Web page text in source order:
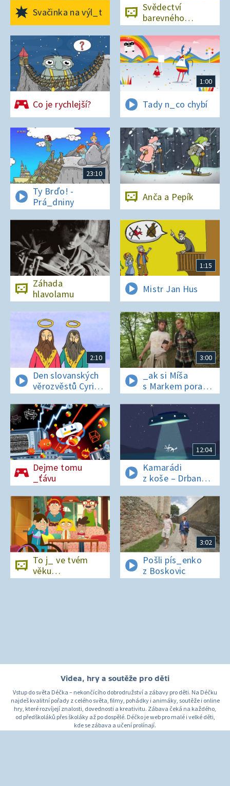
Svačinka na výl_t
Svědectví
barevného
ostrova
Co je rychlejší?
1:00
Tady n_co chybí
23:10
Ty Brďo! -
Prá_dniny
Anča a Pepík
Záhada
hlavolamu
1:15
Mistr Jan Hus
2:10
Den slovanských
věrozvěstů Cyrila
a Metoděje
3:00
_ak si Míša
s Markem poradí
v lese bez
si_nálu?
Dejme tomu
_ťávu
12:04
Kamarádi
z koše – Drban
a UFO
To j_ ve tvém
věku…
3:02
Pošli pís_enko
z Boskovic
Videa, hry a soutěže pro děti
Vstup do světa Déčka – nekončícího dobrodružství a zábavy pro děti. Na Déčku
najdeš kvalitní pořady z celého světa, filmy, pohádky i animáky, soutěže i online
hry, které rozvíjejí znalosti, dovednosti a kreativitu. Zábava čeká na každého,
od předškoláků přes školáky až po dospělé. Déčko je web pro malé i velké děti,
kde se zábava a učení prolínají.